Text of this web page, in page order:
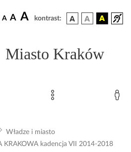
A A A kontrast:
Miasto Kraków
Władze i miasto
KRAKOWA kadencja VII 2014-2018